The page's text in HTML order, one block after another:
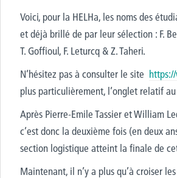
Voici, pour la HELHa, les noms des
et déjà brillé de par leur sélection : F.
T. Goffioul, F. Leturcq & Z. Taheri.
N’hésitez pas à consulter le site
plus particulièrement, l’onglet relatif au
Après Pierre-Emile Tassier et William
c’est donc la deuxième fois (en deux
section logistique atteint la finale de
Maintenant, il n’y a plus qu’à croiser